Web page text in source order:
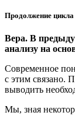
Продолжение
Вера. В
анализу на
Современное
с этим связано.
выводить
Мы, зная